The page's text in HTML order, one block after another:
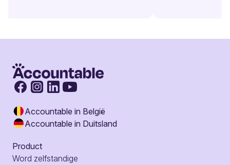
Accountable in België
Accountable in Duitsland
Product
Word zelfstandige